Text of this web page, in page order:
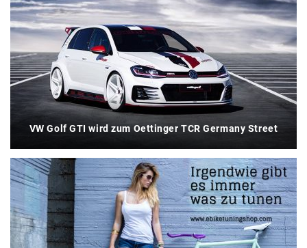
VW Golf GTI wird zum Oettinger TCR Germany Street